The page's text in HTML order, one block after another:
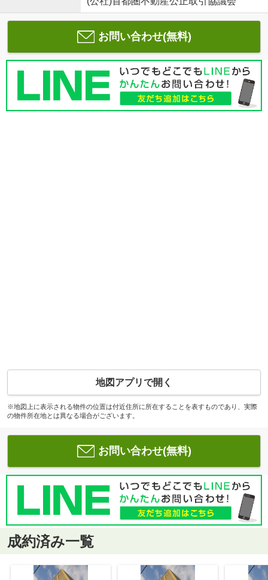
お問い合わせ(無料)
地図アプリで開く
※地図上に表示される物件の位置は付近住所に所在することを表すものであり、実際
の物件所在地とは異なる場合がございます。
お問い合わせ(無料)
成約済み一覧